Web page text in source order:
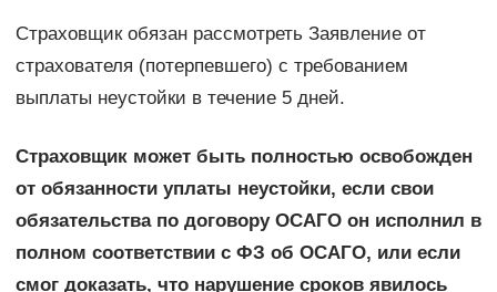
Страховщик обязан рассмотреть Заявление от
страхователя (потерпевшего) с требованием
выплаты неустойки в течение 5 дней.
Страховщик может быть полностью освобожден
от обязанности уплаты неустойки, если свои
обязательства по договору ОСАГО он исполнил в
полном соответствии с ФЗ об ОСАГО, или если
смог доказать, что нарушение сроков явилось